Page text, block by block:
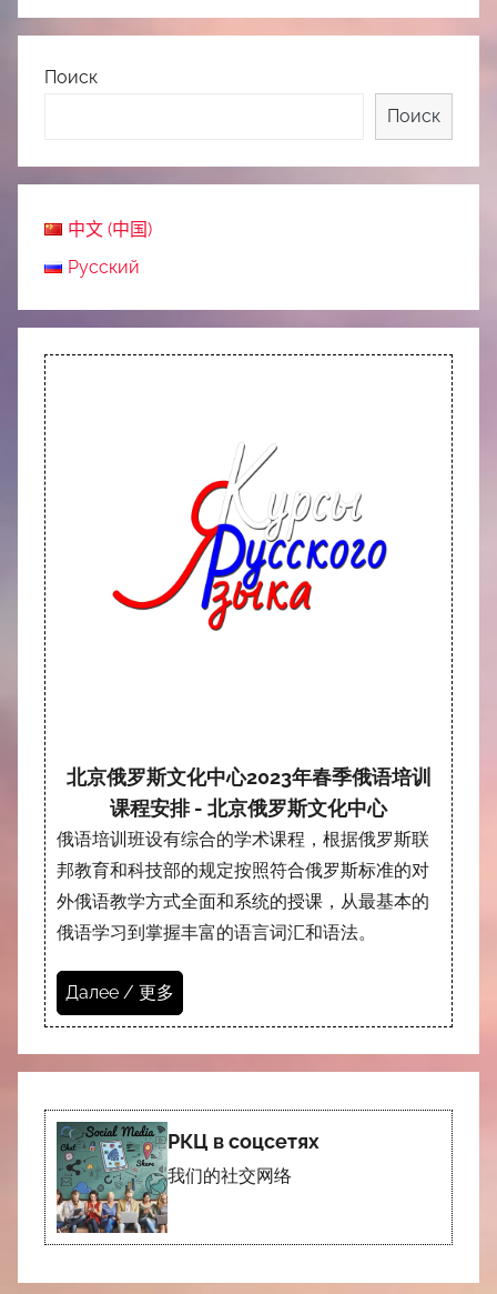
Поиск
Поиск
中文 (中国)
Русский
北京俄罗斯文化中心2023年春季俄语培训
课程安排 - 北京俄罗斯文化中心
俄语培训班设有综合的学术课程，根据俄罗斯联
邦教育和科技部的规定按照符合俄罗斯标准的对
外俄语教学方式全面和系统的授课，从最基本的
俄语学习到掌握丰富的语言词汇和语法。
Далее / 更多
РКЦ в соцсетях
我们的社交网络